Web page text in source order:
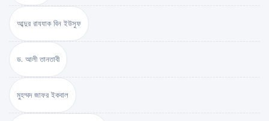
আব্দুর রাযযাক বিন ইউসুফ
ড. আলী তানতাবী
মুহম্মদ জাফর ইকবাল